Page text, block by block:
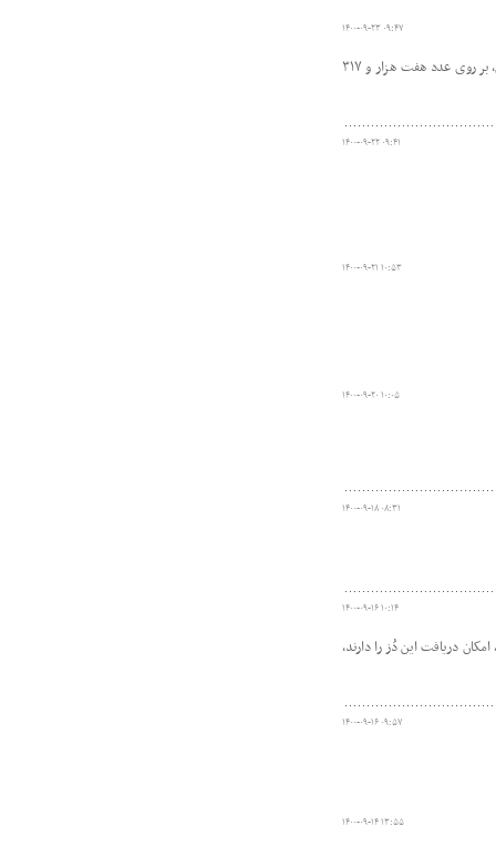
۱۴۰۰-۰۹-۲۳ ۰۹:۴۷
طی ۲۴ ساعت گذشته، موردی از فوت کرونا در فارس گزارش نشد و شمار مجموع جانباختگان ناشی از کووید ۱۹ از ابتدای شیوع بیماری تاکنون، بر روی عدد هفت هزار و ۳۱۷
۱۴۰۰-۰۹-۲۲ ۰۹:۴۱
۱۴۰۰-۰۹-۲۱ ۱۰:۵۳
۱۴۰۰-۰۹-۲۰ ۱۰:۰۵
۱۴۰۰-۰۹-۱۸ ۰۸:۳۱
۱۴۰۰-۰۹-۱۶ ۱۰:۱۴
دریافت این دُز را دارند،
۱۴۰۰-۰۹-۱۶ ۰۹:۵۷
۱۴۰۰-۰۹-۱۴ ۱۳:۵۵